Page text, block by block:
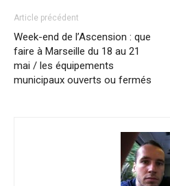
Article précédent
Week-end de l’Ascension : que
faire à Marseille du 18 au 21
mai / les équipements
municipaux ouverts ou fermés